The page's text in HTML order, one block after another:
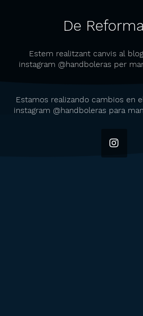
De
Estem realitzant canvis al
instagram @handboleras per
Estamos realizando cambios en
instagram @handboleras para